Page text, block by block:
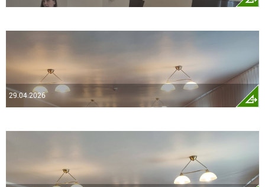
29.04.2026